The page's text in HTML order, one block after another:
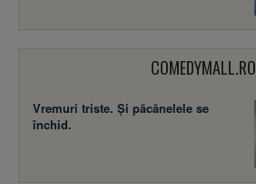
COMEDYMALL.RO
Vremuri triste. Şi păcănelele se
închid.